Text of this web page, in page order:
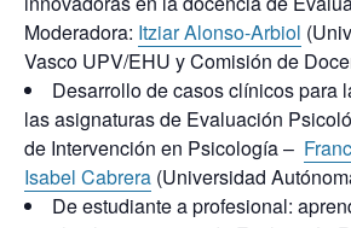
Moderadora: Itziar Alonso-Arbiol
Vasco UPV/EHU y Comisión de
Desarrollo de casos clínicos para
las asignaturas de Evaluación
de Intervención en Psicología –
Isabel Cabrera (Universidad
De estudiante a profesional: